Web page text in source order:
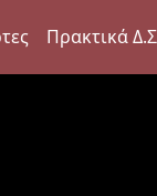
Πρακτικά